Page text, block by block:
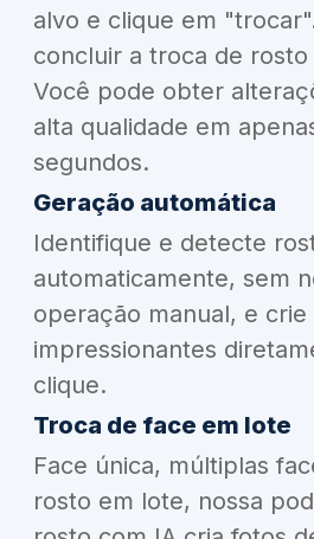
alvo e clique em
concluir a troca de
Você pode obter
alta qualidade em
segundos.
Geração automática
Identifique e detecte
automaticamente, sem
operação manual, e
impressionantes
clique.
Troca de face em lote
Face única, múltiplas
rosto em lote, nossa